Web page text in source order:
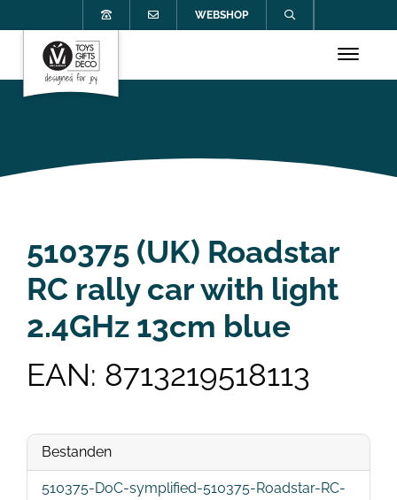
WEBSHOP
510375 (UK) Roadstar
RC rally car with light
2.4GHz 13cm blue
EAN: 8713219518113
Bestanden
510375-DoC-symplified-510375-Roadstar-RC-